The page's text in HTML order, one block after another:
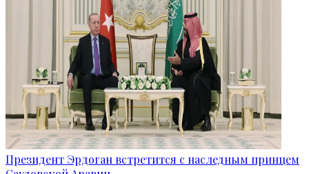
Президент Эрдоган встретится с наследным принцем